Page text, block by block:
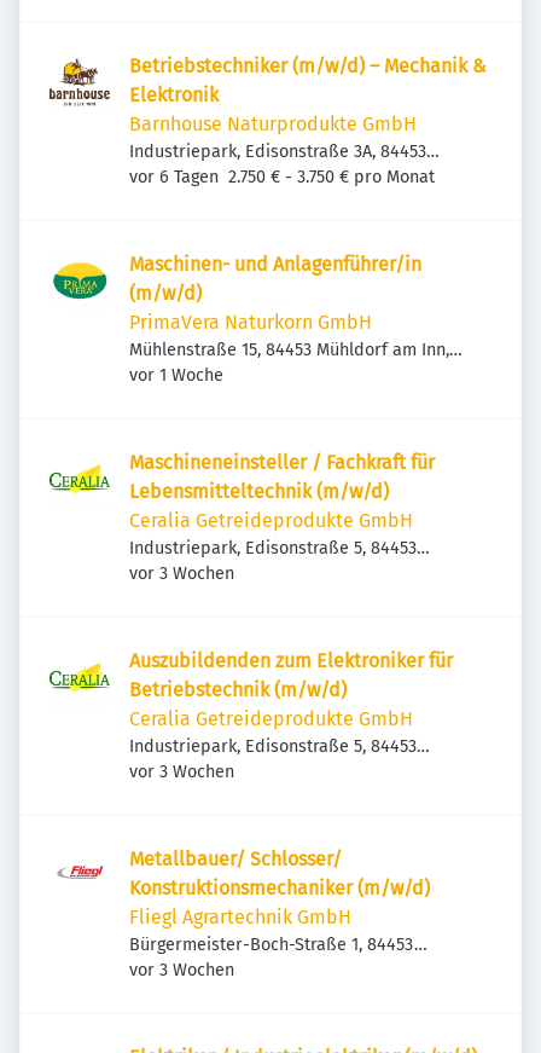
Betriebstechniker (m/w/d) – Mechanik &
Elektronik
Barnhouse Naturprodukte GmbH
Industriepark, Edisonstraße 3A, 84453
Mühldorf am Inn, Deutschland
Veröffentlicht:
vor 6 Tagen 2.750 € - 3.750 € pro Monat
Maschinen- und Anlagenführer/in
(m/w/d)
PrimaVera Naturkorn GmbH
Mühlenstraße 15, 84453 Mühldorf am Inn,
Deutschland
Veröffentlicht
vor 1 Woche
Maschineneinsteller / Fachkraft für
Lebensmitteltechnik (m/w/d)
Ceralia Getreideprodukte GmbH
Industriepark, Edisonstraße 5, 84453
Mühldorf am Inn, Deutschland
Veröffentlicht
vor 3 Wochen
Auszubildenden zum Elektroniker für
Betriebstechnik (m/w/d)
Ceralia Getreideprodukte GmbH
Industriepark, Edisonstraße 5, 84453
Mühldorf am Inn, Deutschland
Veröffentlicht
vor 3 Wochen
Metallbauer/ Schlosser/
Konstruktionsmechaniker (m/w/d)
Fliegl Agrartechnik GmbH
Bürgermeister-Boch-Straße 1, 84453
Mühldorf am Inn, Deutschland
Veröffentlicht
vor 3 Wochen